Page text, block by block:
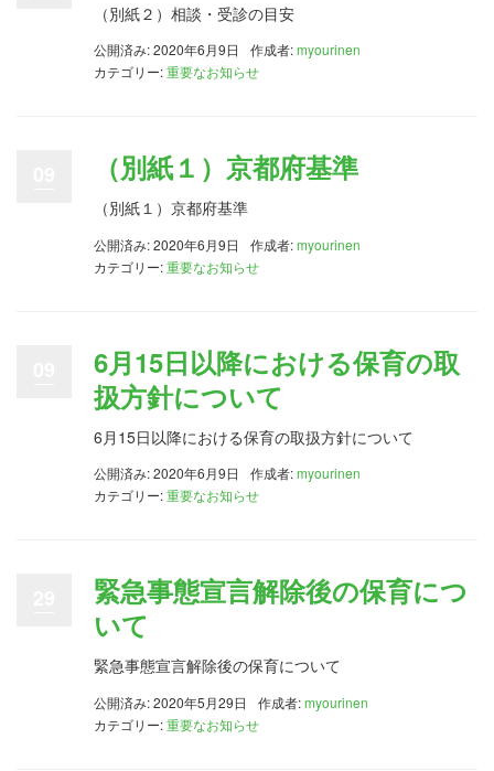
（別紙２）相談・受診の目安
公開済み: 2020年6月9日 作成者:myourinen
カテゴリー:重要なお知らせ
（別紙１）京都府基準
（別紙１）京都府基準
公開済み: 2020年6月9日 作成者:myourinen
カテゴリー:重要なお知らせ
6月15日以降における保育の取
扱方針について
6月15日以降における保育の取扱方針について
公開済み: 2020年6月9日 作成者:myourinen
カテゴリー:重要なお知らせ
緊急事態宣言解除後の保育につ
いて
緊急事態宣言解除後の保育について
公開済み: 2020年5月29日 作成者:myourinen
カテゴリー:重要なお知らせ